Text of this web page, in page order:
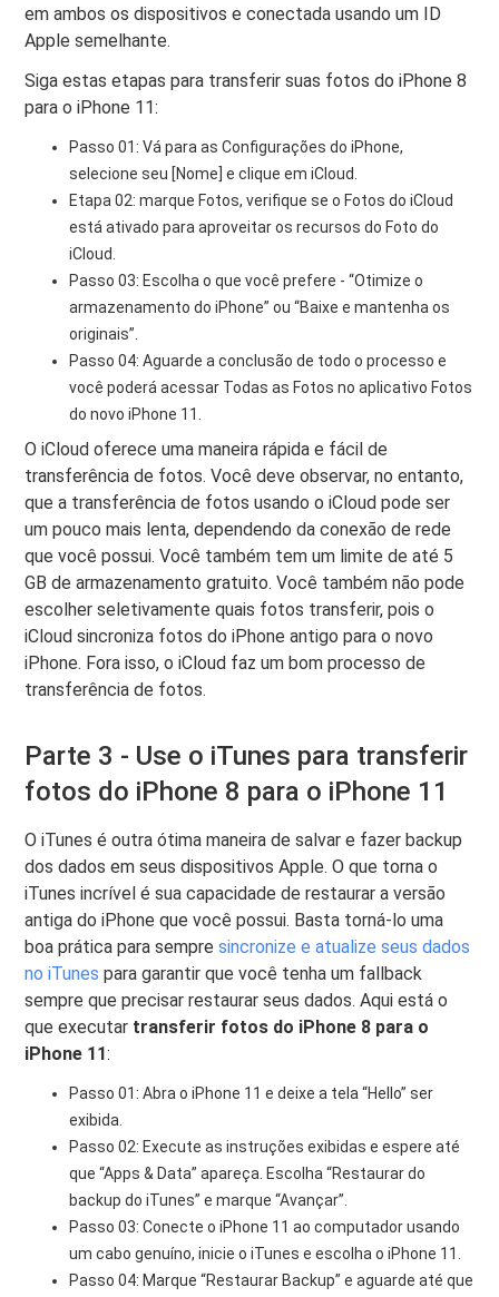
em ambos os dispositivos e conectada usando um ID
Apple semelhante.
Siga estas etapas para transferir suas fotos do iPhone 8
para o iPhone 11:
Passo 01: Vá para as Configurações do iPhone,
selecione seu [Nome] e clique em iCloud.
Etapa 02: marque Fotos, verifique se o Fotos do iCloud
está ativado para aproveitar os recursos do Foto do
iCloud.
Passo 03: Escolha o que você prefere - “Otimize o
armazenamento do iPhone” ou “Baixe e mantenha os
originais”.
Passo 04: Aguarde a conclusão de todo o processo e
você poderá acessar Todas as Fotos no aplicativo Fotos
do novo iPhone 11.
O iCloud oferece uma maneira rápida e fácil de
transferência de fotos. Você deve observar, no entanto,
que a transferência de fotos usando o iCloud pode ser
um pouco mais lenta, dependendo da conexão de rede
que você possui. Você também tem um limite de até 5
GB de armazenamento gratuito. Você também não pode
escolher seletivamente quais fotos transferir, pois o
iCloud sincroniza fotos do iPhone antigo para o novo
iPhone. Fora isso, o iCloud faz um bom processo de
transferência de fotos.
Parte 3 - Use o iTunes para transferir
fotos do iPhone 8 para o iPhone 11
O iTunes é outra ótima maneira de salvar e fazer backup
dos dados em seus dispositivos Apple. O que torna o
iTunes incrível é sua capacidade de restaurar a versão
antiga do iPhone que você possui. Basta torná-lo uma
boa prática para sempresincronize e atualize seus dados
no iTunes para garantir que você tenha um fallback
sempre que precisar restaurar seus dados. Aqui está o
que executar transferir fotos do iPhone 8 para o
iPhone 11:
Passo 01: Abra o iPhone 11 e deixe a tela “Hello” ser
exibida.
Passo 02: Execute as instruções exibidas e espere até
que “Apps & Data” apareça. Escolha “Restaurar do
backup do iTunes” e marque “Avançar”.
Passo 03: Conecte o iPhone 11 ao computador usando
um cabo genuíno, inicie o iTunes e escolha o iPhone 11.
Passo 04: Marque “Restaurar Backup” e aguarde até que